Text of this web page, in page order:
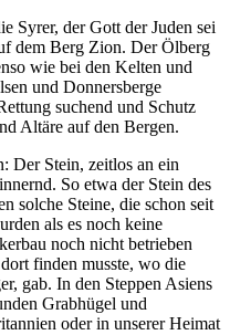
Syrer, der Gott der Juden sei
dem Berg Zion. Der Ölberg
wie bei den Kelten und
und Donnersberge
suchend und Schutz
Altäre auf den Bergen.
Der Stein, zeitlos an ein
So etwa der Stein des
solche Steine, die schon seit
als es noch keine
noch nicht betrieben
finden musste, wo die
gab. In den Steppen Asiens
Grabhügel und
oder in unserer Heimat